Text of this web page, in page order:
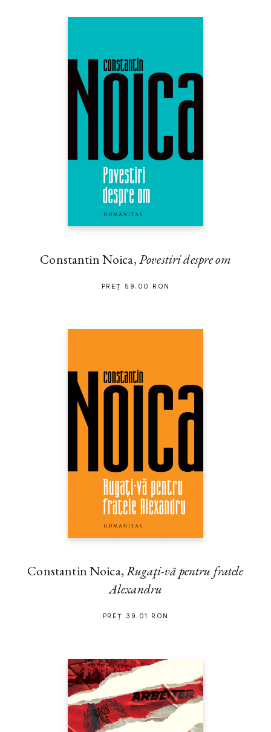
Constantin Noica,Povestiri despre om
PREȚ 59.00 RON
Constantin Noica,Rugaţi-vă pentru fratele
Alexandru
PREȚ 39.01 RON